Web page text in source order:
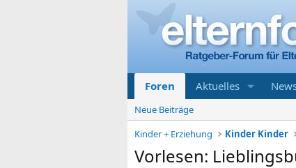
Foren Aktuelles
Neue Beiträge
Kinder + Erziehung
Kinder Kinder
Vorlesen: